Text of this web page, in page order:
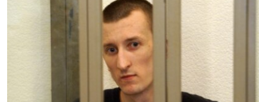
КИТАЙ.ВИКЛИКИ
МУЛЬТИМЕДІА
СПЕЦПРОЄКТИ